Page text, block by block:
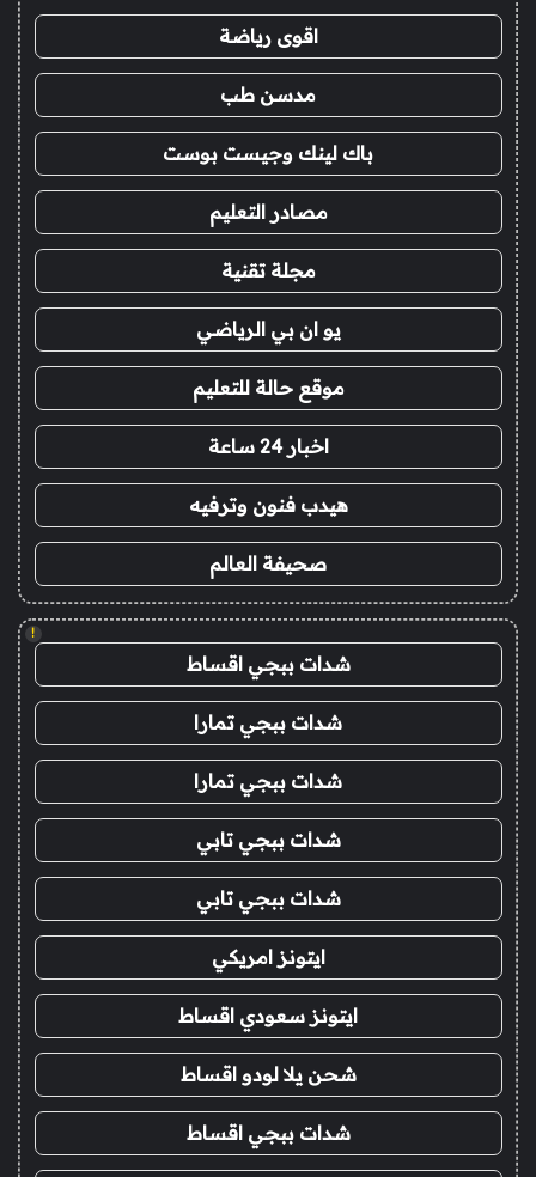
اقوى رياضة
مدسن طب
باك لينك وجيست بوست
مصادر التعليم
مجلة تقنية
يو ان بي الرياضي
موقع حالة للتعليم
اخبار 24 ساعة
هيدب فنون وترفيه
صحيفة العالم
!
شدات ببجي اقساط
شدات ببجي تمارا
شدات ببجي تمارا
شدات ببجي تابي
شدات ببجي تابي
ايتونز امريكي
ايتونز سعودي اقساط
شحن يلا لودو اقساط
شدات ببجي اقساط